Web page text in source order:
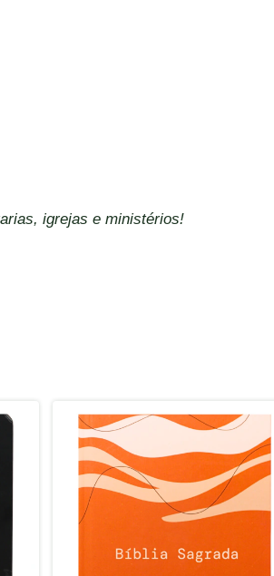
igrejas e ministérios!